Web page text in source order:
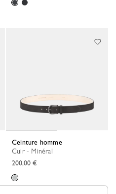
Ceinture homme
Cuir - Minéral
200,00 €